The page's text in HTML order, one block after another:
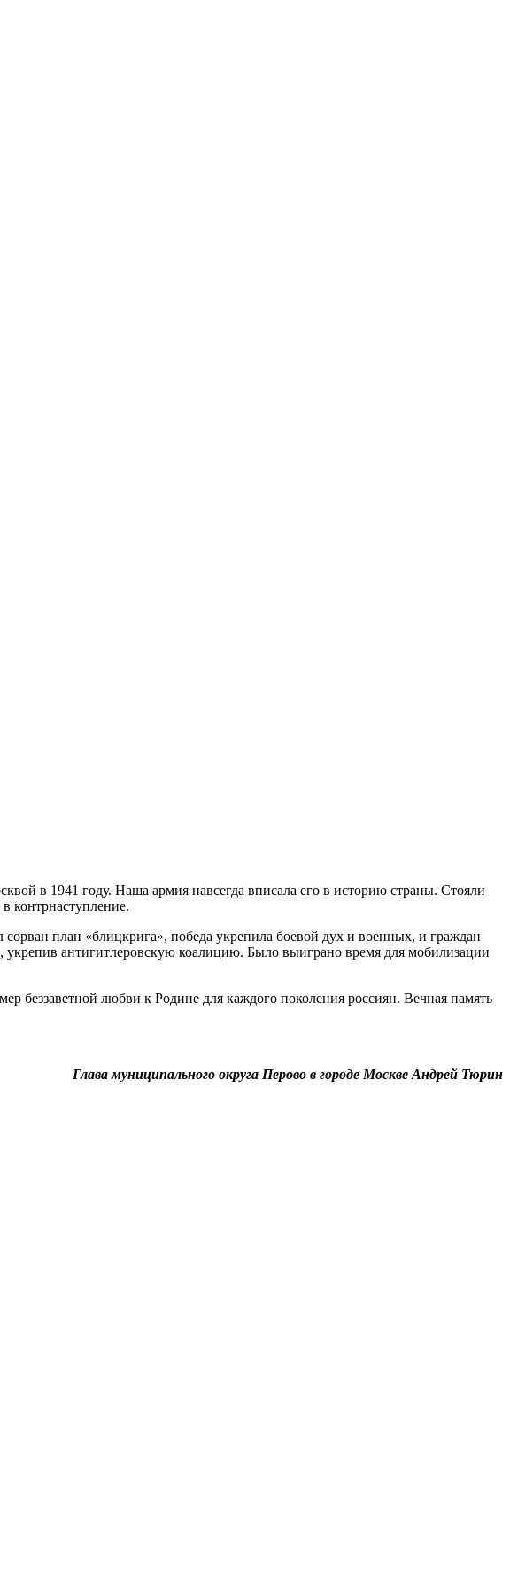
в 1941 году. Наша армия навсегда вписала его в историю страны. Стояли
контрнаступление.
план «блицкрига», победа укрепила боевой дух и военных, и граждан
антигитлеровскую коалицию. Было выиграно время для мобилизации
любви к Родине для каждого поколения россиян. Вечная память
Глава муниципального округа Перово в городе Москве Андрей Тюрин